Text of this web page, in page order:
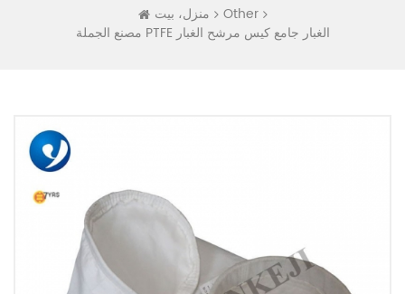
منزل، بيت
Other
مصنع الجملة PTFE الغبار جامع كيس مرشح الغبار